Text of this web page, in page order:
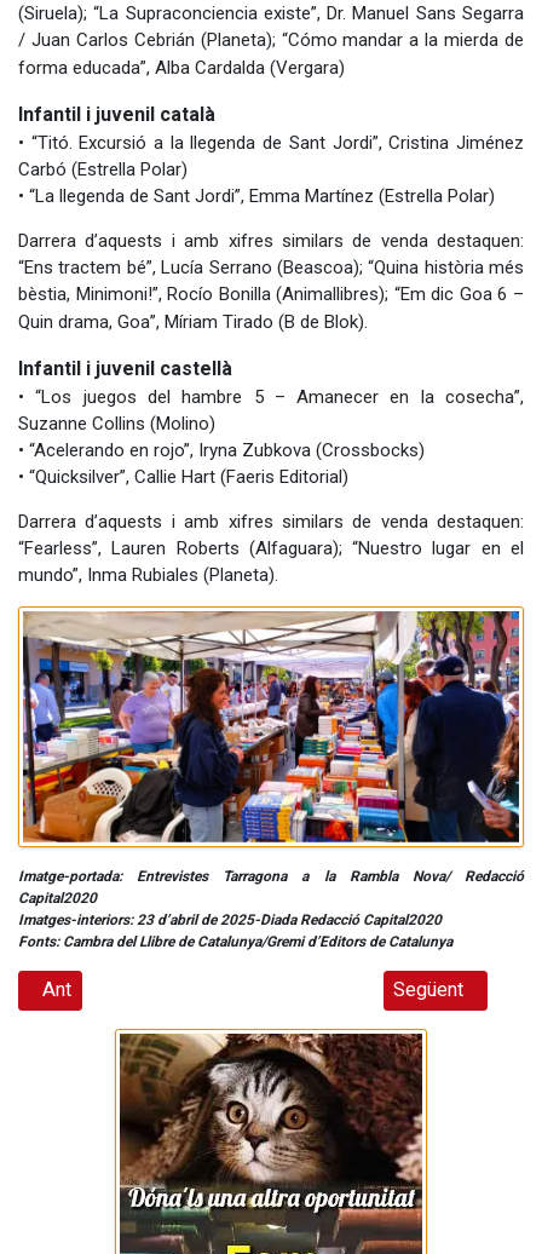
(Siruela); “La Supraconciencia existe”, Dr. Manuel Sans Segarra
/ Juan Carlos Cebrián (Planeta); “Cómo mandar a la mierda de
forma educada”, Alba Cardalda (Vergara)
Infantil i juvenil català
• “Titó. Excursió a la llegenda de Sant Jordi”, Cristina Jiménez
Carbó (Estrella Polar)
• “La llegenda de Sant Jordi”, Emma Martínez (Estrella Polar)
Darrera d’aquests i amb xifres similars de venda destaquen:
“Ens tractem bé”, Lucía Serrano (Beascoa); “Quina història més
bèstia, Minimoni!”, Rocío Bonilla (Animallibres); “Em dic Goa 6 –
Quin drama, Goa”, Míriam Tirado (B de Blok).
Infantil i juvenil castellà
• “Los juegos del hambre 5 – Amanecer en la cosecha”,
Suzanne Collins (Molino)
• “Acelerando en rojo”, Iryna Zubkova (Crossbocks)
• “Quicksilver”, Callie Hart (Faeris Editorial)
Darrera d’aquests i amb xifres similars de venda destaquen:
“Fearless”, Lauren Roberts (Alfaguara); “Nuestro lugar en el
mundo”, Inma Rubiales (Planeta).
Imatge-portada: Entrevistes Tarragona a la Rambla Nova/ Redacció
Capital2020
Imatges-interiors: 23 d’abril de 2025-Diada Redacció Capital2020
Fonts: Cambra del Llibre de Catalunya/Gremi d’Editors de Catalunya
Article anterior: El Vendrell: La Festa de la Bicicleta 2025
Ant Article següent:
Següent